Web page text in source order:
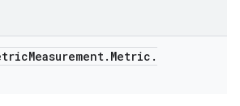
Measurement. Metric .